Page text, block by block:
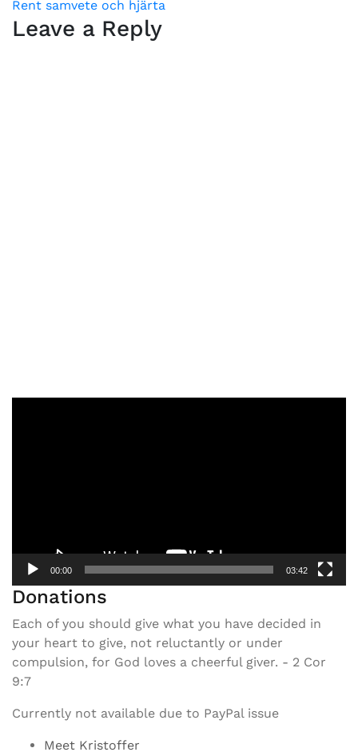
navigation
Rent samvete och hjärta
Leave a Reply
00:00 03:42
Donations
Each of you should give what you have decided in
your heart to give, not reluctantly or under
compulsion, for God loves a cheerful giver. - 2 Cor
9:7
Currently not available due to PayPal issue
Meet Kristoffer